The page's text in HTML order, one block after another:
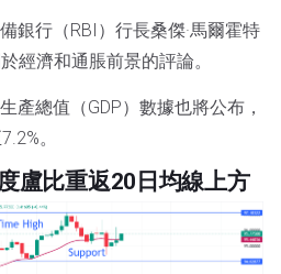
銀行（RBI）行長桑傑·馬爾霍特
經濟和通脹前景的評論。
產總值（GDP）數據也將公布，
。
盧比重返20日均線上方